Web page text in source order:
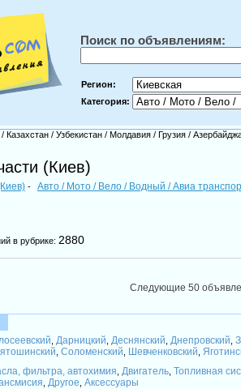
Поиск по объявлениям:
Регион:
Категория:
/ Казахстан / Узбекистан / Молдавия / Грузия /
(Киев)
- Авто / Мото / Вело / Водный / Авиа
в рубрике: 2880
Следующие 50
Дарницкий Деснянский Днепровский
Соломенский Шевченковский
фильтра, автохимия Двигатель, Топливная
Другое Аксессуары